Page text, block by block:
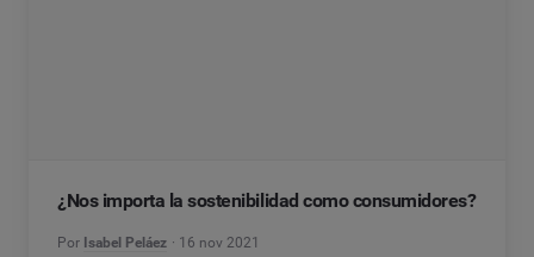
¿Nos importa la sostenibilidad como consumidores?
Por Isabel Peláez 16 nov 2021